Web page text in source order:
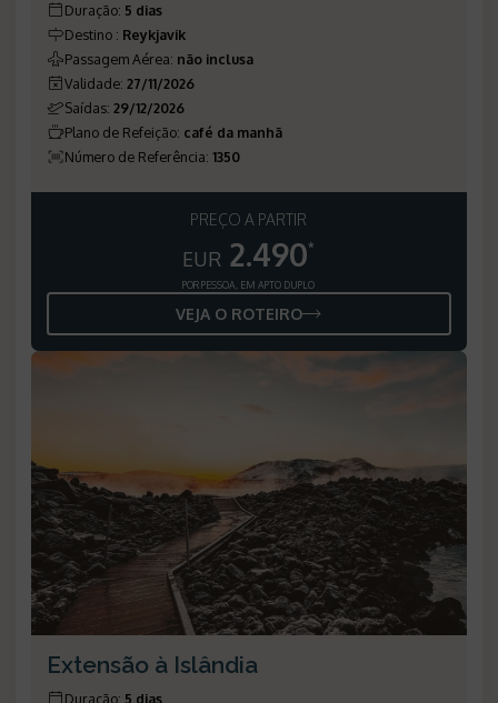
Duração: 5 dias
Destino : Reykjavik
Passagem Aérea: não inclusa
Validade: 27/11/2026
Saídas: 29/12/2026
Plano de Refeição: café da manhã
Número de Referência: 1350
PREÇO A PARTIR
EUR 2.490*
POR PESSOA, EM APTO DUPLO
VEJA O ROTEIRO
Extensão à Islândia
Duração: 5 dias